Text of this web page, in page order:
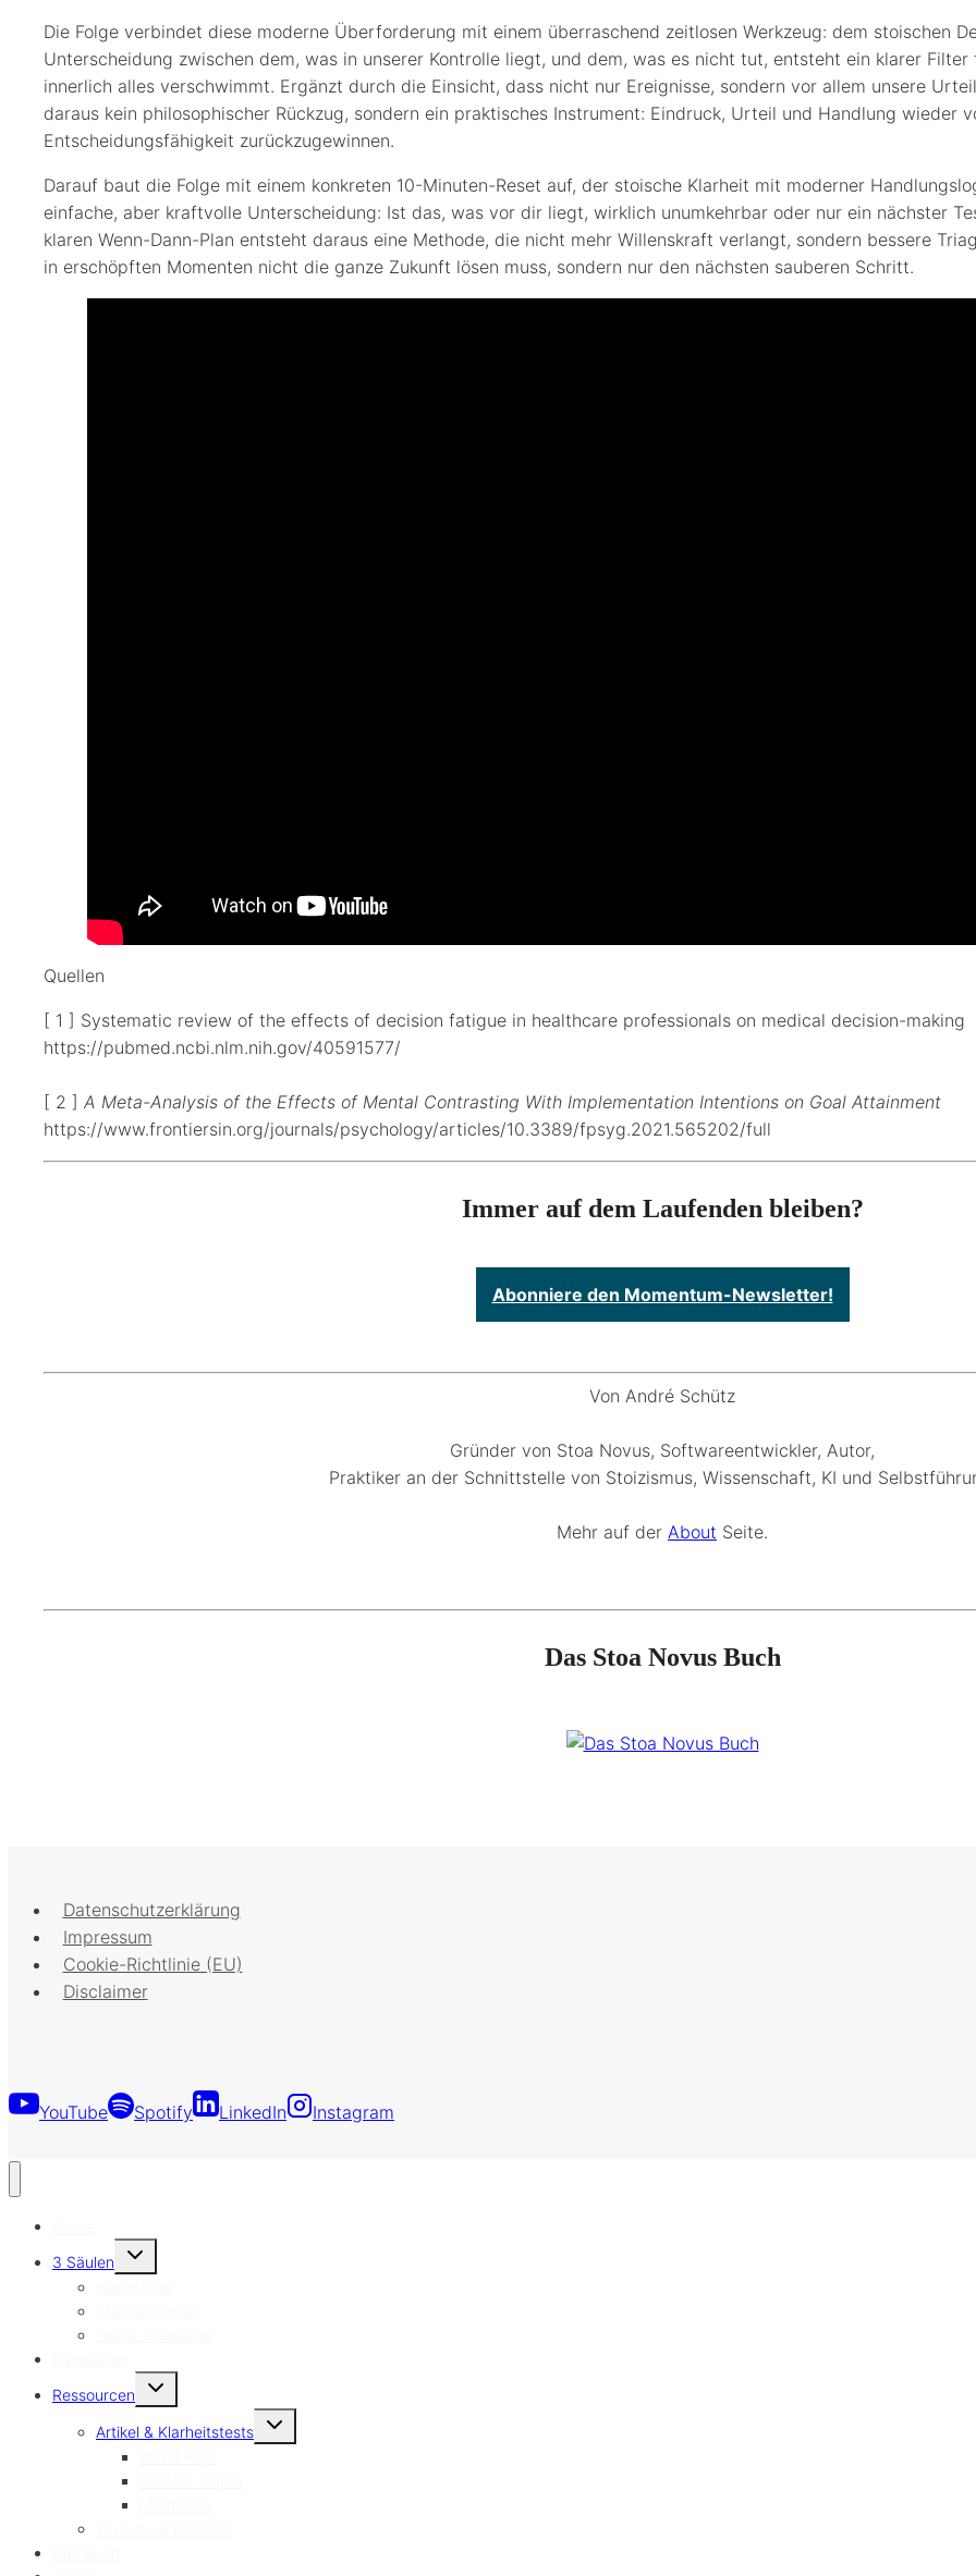
Die Folge verbindet diese moderne Überforderung mit einem überraschend zeitlosen Werkzeug: dem stoischen
Unterscheidung zwischen dem, was in unserer Kontrolle liegt, und dem, was es nicht tut, entsteht ein klarer
innerlich alles verschwimmt. Ergänzt durch die Einsicht, dass nicht nur Ereignisse, sondern vor allem unsere
daraus kein philosophischer Rückzug, sondern ein praktisches Instrument: Eindruck, Urteil und Handlung wieder
Entscheidungsfähigkeit zurückzugewinnen.
Darauf baut die Folge mit einem konkreten 10-Minuten-Reset auf, der stoische Klarheit mit moderner
einfache, aber kraftvolle Unterscheidung: Ist das, was vor dir liegt, wirklich unumkehrbar oder nur ein nächster
klaren Wenn-Dann-Plan entsteht daraus eine Methode, die nicht mehr Willenskraft verlangt, sondern bessere
in erschöpften Momenten nicht die ganze Zukunft lösen muss, sondern nur den nächsten sauberen Schritt.
Quellen
[ 1 ] Systematic review of the effects of decision fatigue in healthcare professionals on medical decision-making
https://pubmed.ncbi.nlm.nih.gov/40591577/
[ 2 ] A Meta-Analysis of the Effects of Mental Contrasting With Implementation Intentions on Goal Attainment
https://www.frontiersin.org/journals/psychology/articles/10.3389/fpsyg.2021.565202/full
Immer auf dem Laufenden bleiben?
Abonniere den Momentum-Newsletter!
Von André Schütz
Gründer von Stoa Novus, Softwareentwickler, Autor,
Praktiker an der Schnittstelle von Stoizismus, Wissenschaft, KI und
Mehr auf der About Seite.
Das Stoa Novus Buch
Datenschutzerklärung
Impressum
Cookie-Richtlinie (EU)
Disclaimer
YouTube Spotify LinkedIn Instagram
3 Säulen
Untermenü
umschalten
Ressourcen
Untermenü
umschalten
Artikel & Klarheitstests
Untermenü
umschalten